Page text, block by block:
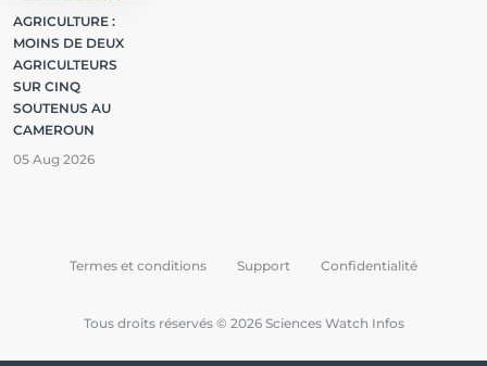
AGRICULTURE :
MOINS DE DEUX
AGRICULTEURS
SUR CINQ
SOUTENUS AU
CAMEROUN
05 Aug 2026
Tous droits réservés © 2026 Sciences Watch Infos
Termes et conditions Support Confidentialité